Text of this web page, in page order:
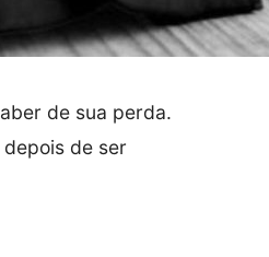
de sua perda.
de ser